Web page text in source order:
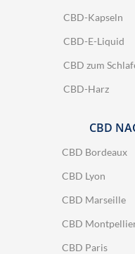
CBD-Kapseln
CBD-E-Liquid
CBD zum
CBD-Harz
CBD
CBD Bordeaux
CBD Lyon
CBD Marseille
CBD
CBD Paris